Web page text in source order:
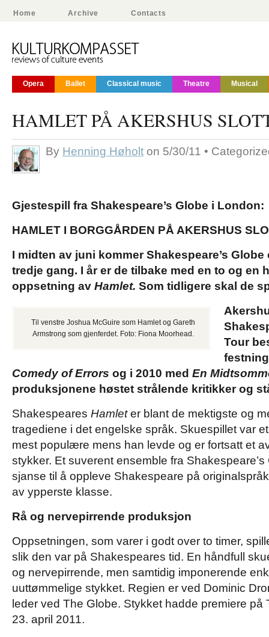
Home Archive Contacts
Opera Ballet Classical music Theatre Musical
HAMLET PÅ AKERSHUS
By Henning Høholt on 5/30/11 •
Gjestespill fra Shakespeare’s Globe i London:
HAMLET I BORGGÅRDEN PÅ AKERSHUS
I midten av juni kommer Shakespeare’s
tredje gang. I år er de tilbake med en to og en
oppsetning av Hamlet. Som tidligere skal de
Til venstre Joshua McGuire som Hamlet og Gareth
Armstrong som gjenferdet. Foto: Fiona Moorhead.
Tour
Comedy of Errors og i 2010 med En
produksjonene høstet strålende kritikker og
Shakespeares Hamleter blant de mektigste og
tragediene i det engelske språk. Skuespillet var
mest populære mens han levde og er fortsatt et
stykker. Et suverent ensemble fra
sjanse til å oppleve Shakespeare på
av ypperste klasse.
Rå og nervepirrende produksjon
Oppsetningen, som varer i godt over to timer,
slik den var på Shakespeares tid. En håndfull
og nervepirrende, men samtidig imponerende
uuttømmelige stykket. Regien er ved Dominic
leder ved The Globe. Stykket hadde premiere på
23. april 2011.